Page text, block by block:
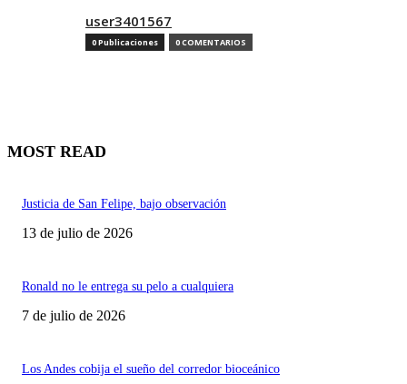
user3401567
0 Publicaciones 0 COMENTARIOS
MOST READ
Justicia de San Felipe, bajo observación
13 de julio de 2026
Ronald no le entrega su pelo a cualquiera
7 de julio de 2026
Los Andes cobija el sueño del corredor bioceánico